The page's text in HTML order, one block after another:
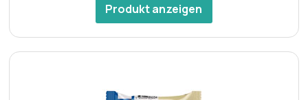
Produkt anzeigen